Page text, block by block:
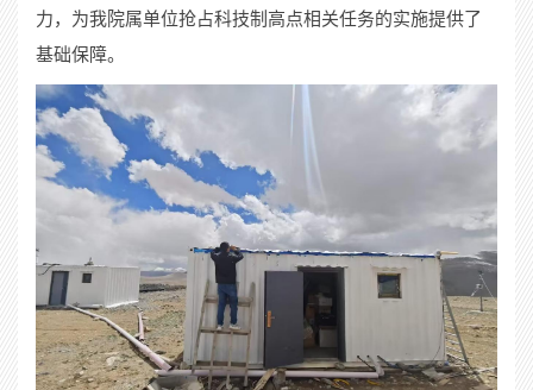
力，为我院属单位抢占科技制高点相关任务的实施提供了
基础保障。